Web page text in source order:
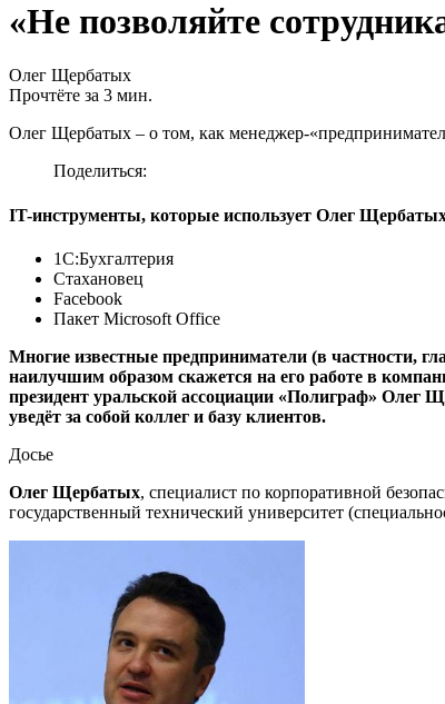
«Не позволяйте
Олег Щербатых
Прочтёте за 3 мин.
Олег Щербатых – о том, как менеджер-
Поделиться:
IT-инструменты, которые использует Олег
1С:Бухгалтерия
Стахановец
Facebook
Пакет Microsoft Office
Многие известные предприниматели (в частности,
наилучшим образом скажется на его работе в
президент уральской ассоциации «Полиграф» Олег
уведёт за собой коллег и базу клиентов.
Досье
Олег Щербатых, специалист по корпоративной
государственный технический университет